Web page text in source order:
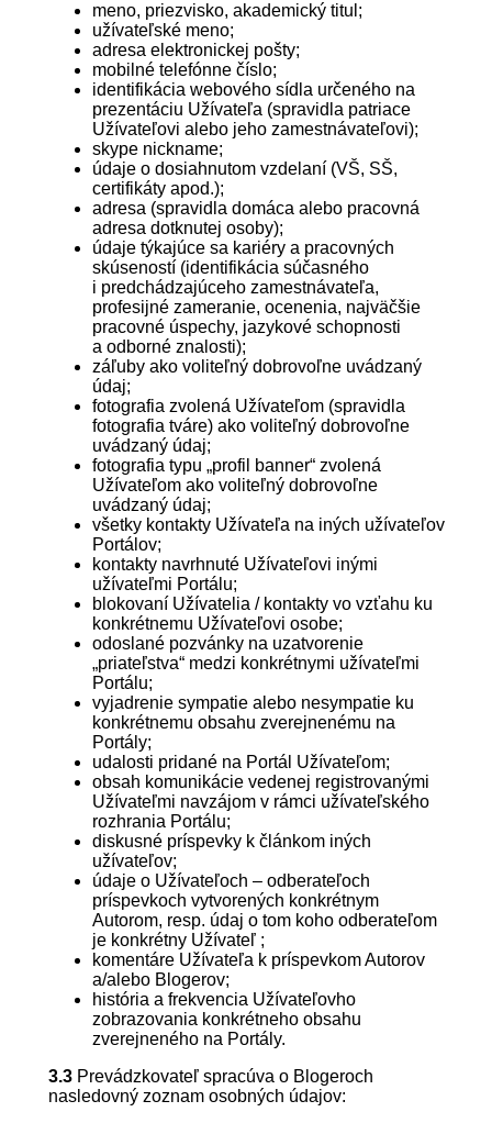
meno, priezvisko, akademický titul;
užívateľské meno;
adresa elektronickej pošty;
mobilné telefónne číslo;
identifikácia webového sídla určeného na
prezentáciu Užívateľa (spravidla patriace
Užívateľovi alebo jeho zamestnávateľovi);
skype nickname;
údaje o dosiahnutom vzdelaní (VŠ, SŠ,
certifikáty apod.);
adresa (spravidla domáca alebo pracovná
adresa dotknutej osoby);
údaje týkajúce sa kariéry a pracovných
skúseností (identifikácia súčasného
i predchádzajúceho zamestnávateľa,
profesijné zameranie, ocenenia, najväčšie
pracovné úspechy, jazykové schopnosti
a odborné znalosti);
záľuby ako voliteľný dobrovoľne uvádzaný
údaj;
fotografia zvolená Užívateľom (spravidla
fotografia tváre) ako voliteľný dobrovoľne
uvádzaný údaj;
fotografia typu „profil banner“ zvolená
Užívateľom ako voliteľný dobrovoľne
uvádzaný údaj;
všetky kontakty Užívateľa na iných užívateľov
Portálov;
kontakty navrhnuté Užívateľovi inými
užívateľmi Portálu;
blokovaní Užívatelia / kontakty vo vzťahu ku
konkrétnemu Užívateľovi osobe;
odoslané pozvánky na uzatvorenie
„priateľstva“ medzi konkrétnymi užívateľmi
Portálu;
vyjadrenie sympatie alebo nesympatie ku
konkrétnemu obsahu zverejnenému na
Portály;
udalosti pridané na Portál Užívateľom;
obsah komunikácie vedenej registrovanými
Užívateľmi navzájom v rámci užívateľského
rozhrania Portálu;
diskusné príspevky k článkom iných
užívateľov;
údaje o Užívateľoch – odberateľoch
príspevkoch vytvorených konkrétnym
Autorom, resp. údaj o tom koho odberateľom
je konkrétny Užívateľ ;
komentáre Užívateľa k príspevkom Autorov
a/alebo Blogerov;
história a frekvencia Užívateľovho
zobrazovania konkrétneho obsahu
zverejneného na Portály.
3.3Prevádzkovateľ spracúva o Blogeroch
nasledovný zoznam osobných údajov: